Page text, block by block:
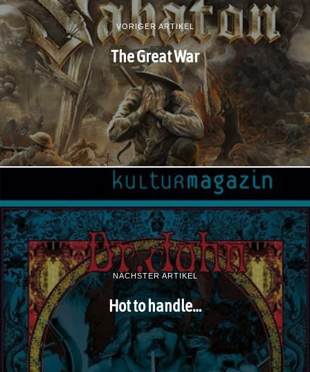
VORIGER ARTIKEL
The Great War
NÄCHSTER ARTIKEL
Hot to handle…